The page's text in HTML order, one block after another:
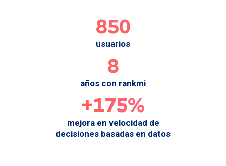
850
usuarios
8
años con rankmi
+175%
mejora en velocidad de
decisiones basadas en datos